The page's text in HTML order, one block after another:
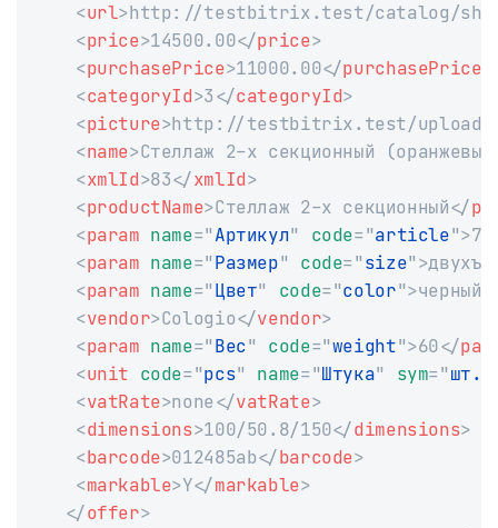
<url>http://testbitrix.test/catalog/
<price>14500.00</price>
<purchasePrice>11000.00</purchasePrice
<categoryId>3 </categoryId>
<picture>http://testbitrix.test/upload/
<name>Стеллаж 2-х секционный
<xmlId>83</xmlId>
<productName>Стеллаж 2-х секционный</
<param name=" Артикул" code="article">
<param name=" Размер" code=" size" >
<param name=" Цвет" code="color">черный
<vendor>Cologio</vendor>
<param name=" Вес" code="weight">60</
<unit code="pcs" name="Штука" sym=" шт.
<vatRate>none </vatRate>
<dimensions>100/50.8/150</dimensions>
<barcode>012485ab</barcode>
<markable>Y</markable>
</offer>